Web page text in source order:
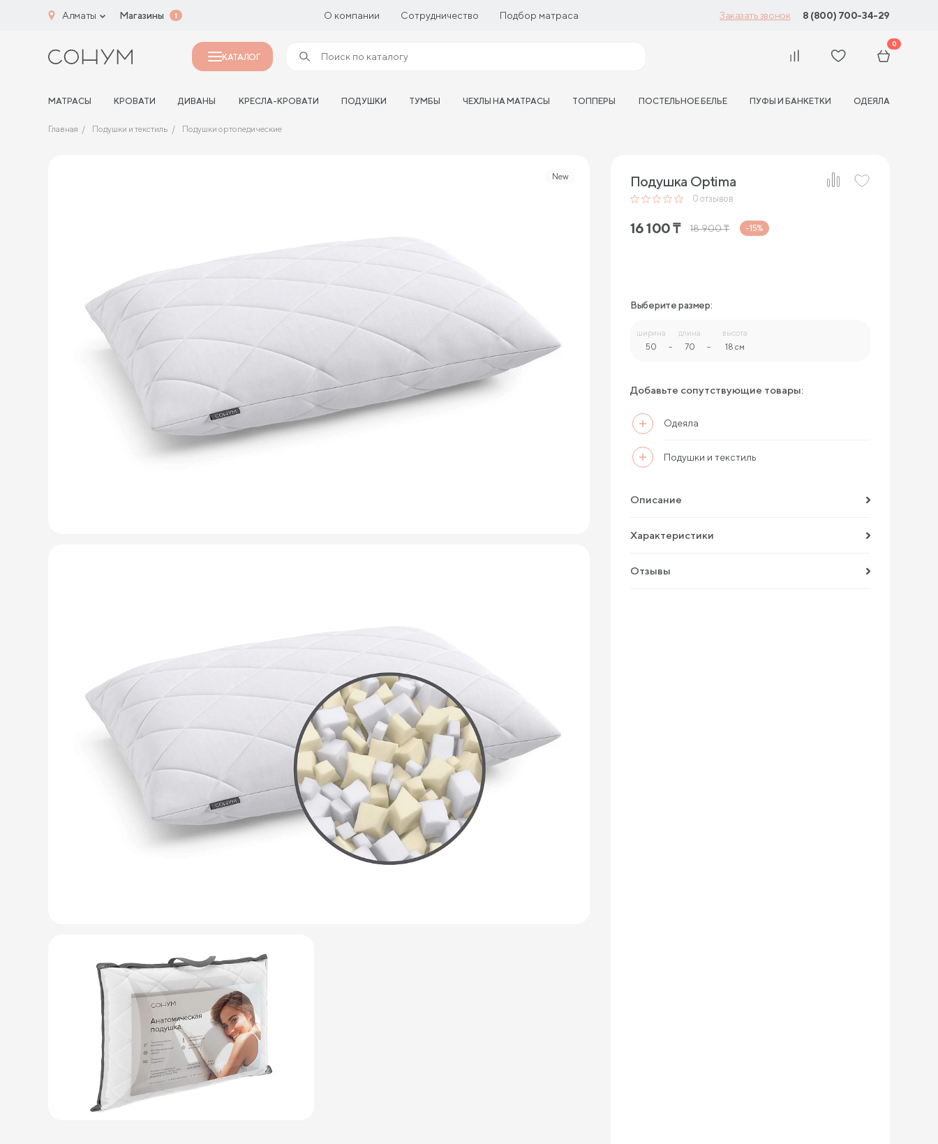
Алматы Магазины 1 О компании Сотрудничество Подбор матраса Заказать звонок 8 (800) 700-34-29
КАТАЛОГ
0
МАТРАСЫ КРОВАТИ ДИВАНЫ КРЕСЛА-КРОВАТИ ПОДУШКИ ТУМБЫ ЧЕХЛЫ НА МАТРАСЫ ТОППЕРЫ ПОСТЕЛЬНОЕ БЕЛЬЕ ПУФЫ И БАНКЕТКИ ОДЕЯЛА
Главная Подушки и текстиль Подушки ортопедические
New Подушка Optima
0 отзывов
16 100₸ 18 900₸ -15%
Выберите размер:
ширина
50 -
длина
70 -
высота
18 см
Добавьте сопутствующие товары:
Одеяла
Подушки и текстиль
Описание
Характеристики
Отзывы